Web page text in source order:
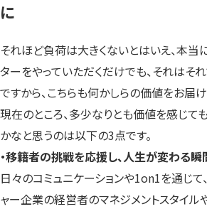
に
それほど負荷は大きくないとはいえ、本当
ターをやっていただくだけでも、それはそ
ですから、こちらも何かしらの価値をお届
現在のところ、多少なりとも価値を感じて
かなと思うのは以下の3点です。
・移籍者の挑戦を応援し、人生が変わる瞬
日々のコミュニケーションや1on1を通じ
ャー企業の経営者のマネジメントスタイ